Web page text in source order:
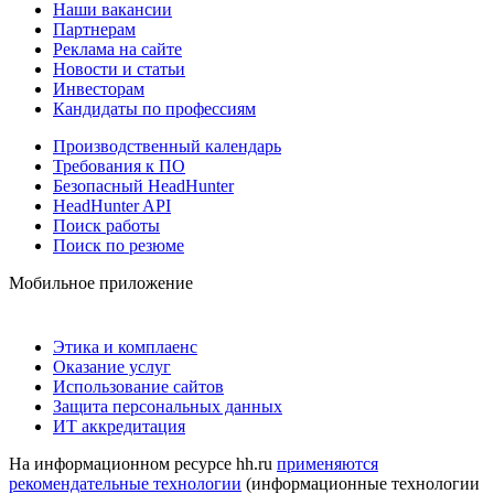
Наши вакансии
Партнерам
Реклама на сайте
Новости и статьи
Инвесторам
Кандидаты по профессиям
Производственный календарь
Требования к ПО
Безопасный HeadHunter
HeadHunter API
Поиск работы
Поиск по резюме
Мобильное приложение
Этика и комплаенс
Оказание услуг
Использование сайтов
Защита персональных данных
ИТ аккредитация
На информационном ресурсе hh.ru применяются
рекомендательные технологии (информационные технологии